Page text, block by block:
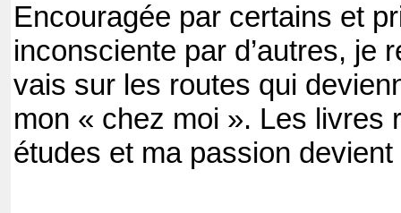
Encouragée par certains et
inconsciente par d’autres, je
vais sur les routes qui
mon « chez moi ». Les livres
études et ma passion